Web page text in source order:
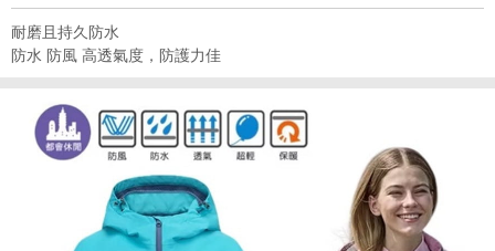
耐磨且持久防水
防水 防風 高透氣度，防護力佳